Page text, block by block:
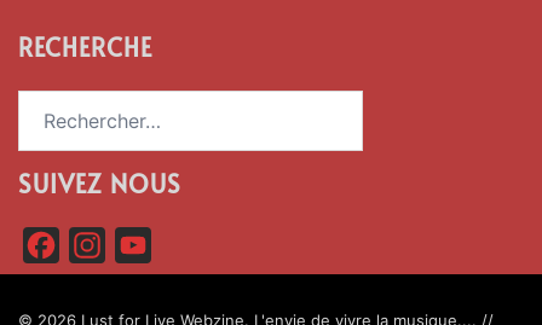
RECHERCHE
SUIVEZ NOUS
a
c
n
s
o
u
© 2026 Lust for Live Webzine. L'envie de vivre la musique.... //